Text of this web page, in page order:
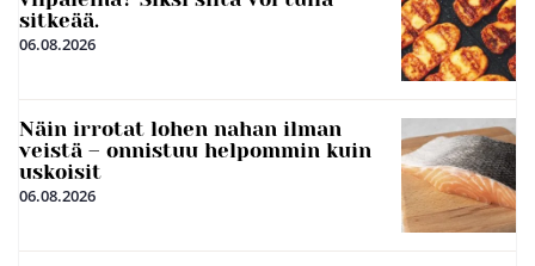
sitkeää.
06.08.2026
Näin irrotat lohen nahan ilman
veistä – onnistuu helpommin kuin
uskoisit
06.08.2026